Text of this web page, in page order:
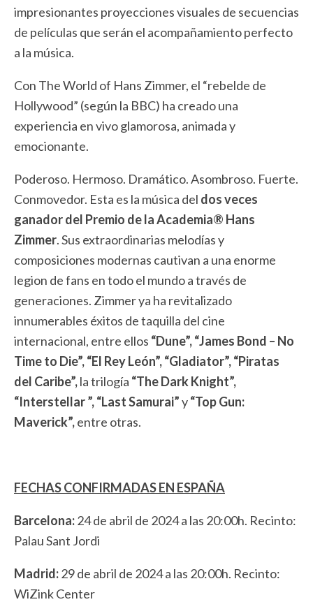
impresionantes proyecciones visuales de secuencias
de películas que serán el acompañamiento perfecto
a la música.
Con The World of Hans Zimmer, el “rebelde de
Hollywood” (según la BBC) ha creado una
experiencia en vivo glamorosa, animada y
emocionante.
Poderoso. Hermoso. Dramático. Asombroso. Fuerte.
Conmovedor. Esta es la música del dos veces
ganador del Premio de la Academia® Hans
Zimmer. Sus extraordinarias melodías y
composiciones modernas cautivan a una enorme
legion de fans en todo el mundo a través de
generaciones. Zimmer ya ha revitalizado
innumerables éxitos de taquilla del cine
internacional, entre ellos “Dune”, “James Bond – No
Time to Die”, “El Rey León”, “Gladiator”, “Piratas
del Caribe”,la trilogía “The Dark Knight”,
“Interstellar ”, “Last Samurai”y“Top Gun:
Maverick”,entre otras.
FECHAS CONFIRMADAS EN ESPAÑA
Barcelona:24 de abril de 2024 a las 20:00h. Recinto:
Palau Sant Jordi
Madrid:29 de abril de 2024 a las 20:00h. Recinto:
WiZink Center